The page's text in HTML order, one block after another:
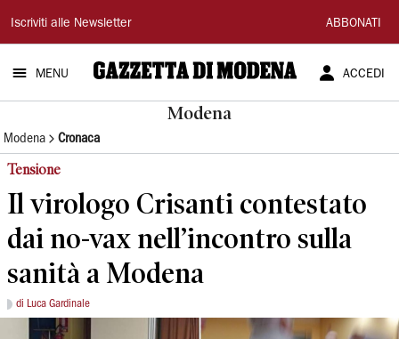
Gazzetta
di
Modena
Iscriviti alle Newsletter ABBONATI
MENU ACCEDI
Modena
Modena Cronaca
Tensione
Il virologo Crisanti contestato
dai no-vax nell’incontro sulla
sanità a Modena
di Luca Gardinale